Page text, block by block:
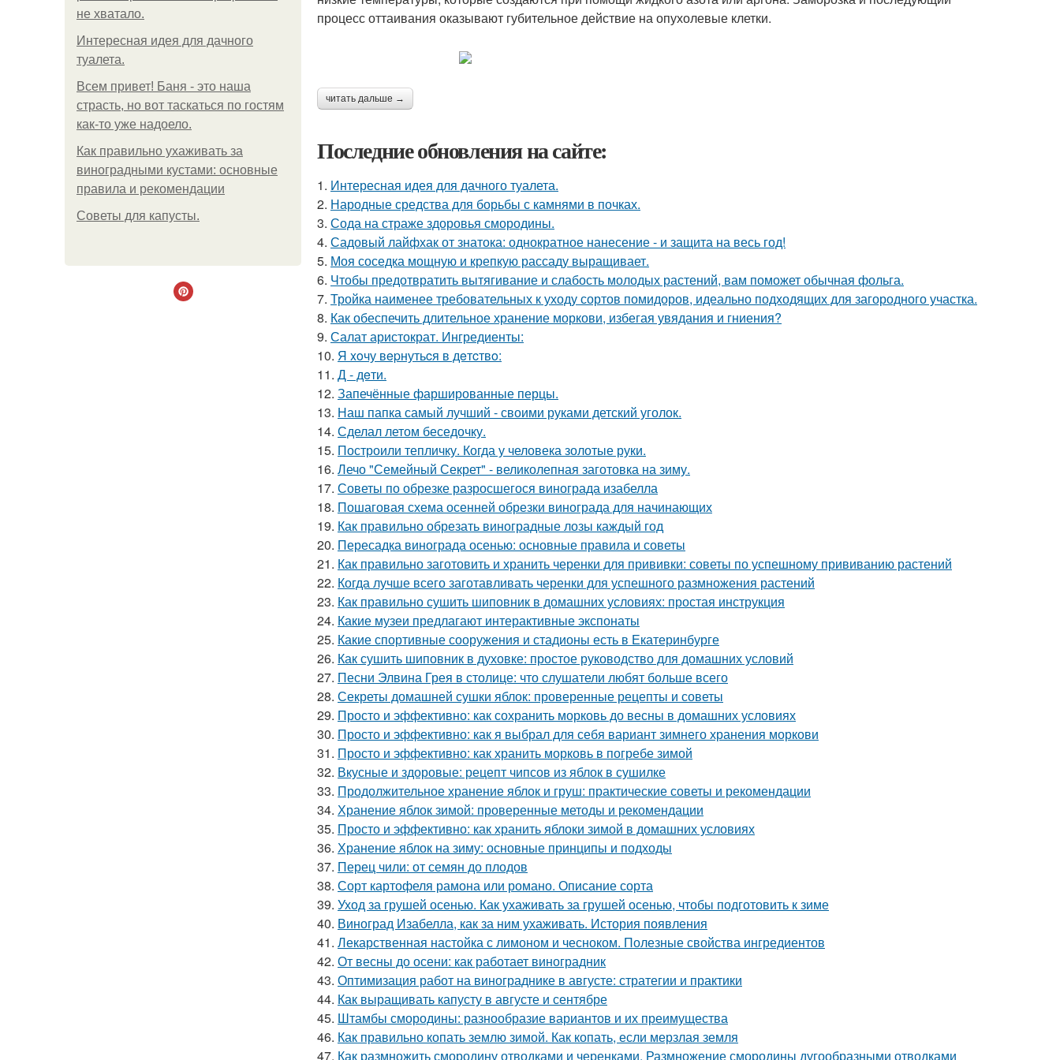
не хватало.
Интересная идея для дачного
туалета.
Всем привет! Баня - это наша
страсть, но вот таскаться по гостям
как-то уже надоело.
Как правильно ухаживать за
виноградными кустами: основные
правила и рекомендации
Советы для капусты.
процесс оттаивания оказывают губительное действие на опухолевые клетки.
читать дальше →
Последние обновления на сайте:
1. Интересная идея для дачного туалета.
2. Народные средства для борьбы с камнями в почках.
3. Сода на страже здоровья смородины.
4. Садовый лайфхак от знатока: однократное нанесение - и защита на весь год!
5. Моя соседка мощную и крепкую рассаду выращивает.
6. Чтобы предотвратить вытягивание и слабость молодых растений, вам поможет обычная фольга.
7. Тройка наименее требовательных к уходу сортов помидоров, идеально подходящих для загородного участка.
8. Как обеспечить длительное хранение моркови, избегая увядания и гниения?
9. Салат аристократ. Ингредиенты:
10. Я xoчу вepнутьcя в дeтcтвo:
11. Д - дeти.
12. Запечённые фаршированные перцы.
13. Наш папка самый лучший - своими руками детский уголок.
14. Сделал летом беседочку.
15. Построили тепличку. Когда у человека золотые руки.
16. Лечо "Семейный Секрет" - великолепная заготовка на зиму.
17. Советы по обрезке разросшегося винограда изабелла
18. Пошаговая схема осенней обрезки винограда для начинающих
19. Как правильно обрезать виноградные лозы каждый год
20. Пересадка винограда осенью: основные правила и советы
21. Как правильно заготовить и хранить черенки для прививки: советы по успешному прививанию растений
22. Когда лучше всего заготавливать черенки для успешного размножения растений
23. Как правильно сушить шиповник в домашних условиях: простая инструкция
24. Какие музеи предлагают интерактивные экспонаты
25. Какие спортивные сооружения и стадионы есть в Екатеринбурге
26. Как сушить шиповник в духовке: простое руководство для домашних условий
27. Песни Элвина Грея в столице: что слушатели любят больше всего
28. Секреты домашней сушки яблок: проверенные рецепты и советы
29. Просто и эффективно: как сохранить морковь до весны в домашних условиях
30. Просто и эффективно: как я выбрал для себя вариант зимнего хранения моркови
31. Просто и эффективно: как хранить морковь в погребе зимой
32. Вкусные и здоровые: рецепт чипсов из яблок в сушилке
33. Продолжительное хранение яблок и груш: практические советы и рекомендации
34. Хранение яблок зимой: проверенные методы и рекомендации
35. Просто и эффективно: как хранить яблоки зимой в домашних условиях
36. Хранение яблок на зиму: основные принципы и подходы
37. Перец чили: от семян до плодов
38. Сорт картофеля рамона или романо. Описание сорта
39. Уход за грушей осенью. Как ухаживать за грушей осенью, чтобы подготовить к зиме
40. Виноград Изабелла, как за ним ухаживать. История появления
41. Лекарственная настойка с лимоном и чесноком. Полезные свойства ингредиентов
42. От весны до осени: как работает виноградник
43. Оптимизация работ на винограднике в августе: стратегии и практики
44. Как выращивать капусту в августе и сентябре
45. Штамбы смородины: разнообразие вариантов и их преимущества
46. Как правильно копать землю зимой. Как копать, если мерзлая земля
47. Как размножить смородину отводками и черенками. Размножение смородины дугообразными отводками